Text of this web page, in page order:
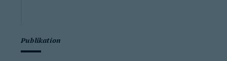
Publikation